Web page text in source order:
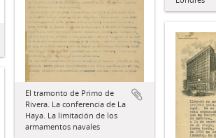
El tramonto de Primo de
Rivera. La conferencia de La
Haya. La limitación de los
armamentos navales